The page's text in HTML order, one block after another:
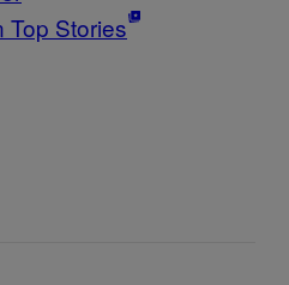
Top Stories